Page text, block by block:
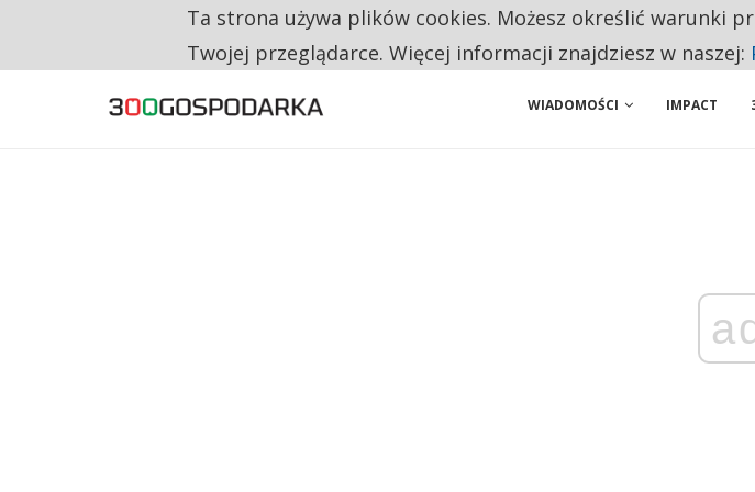
RESTRYKCJE CHIN UDERZAJĄ W EUROPEJSKI PRZEMYSŁ. NA LIŚCIE SĄ DWA
WIADOMOŚCI IMPACT
Ta strona używa plików cookies. Możesz określić warunki
Twojej przeglądarce. Więcej informacji znajdziesz w naszej: